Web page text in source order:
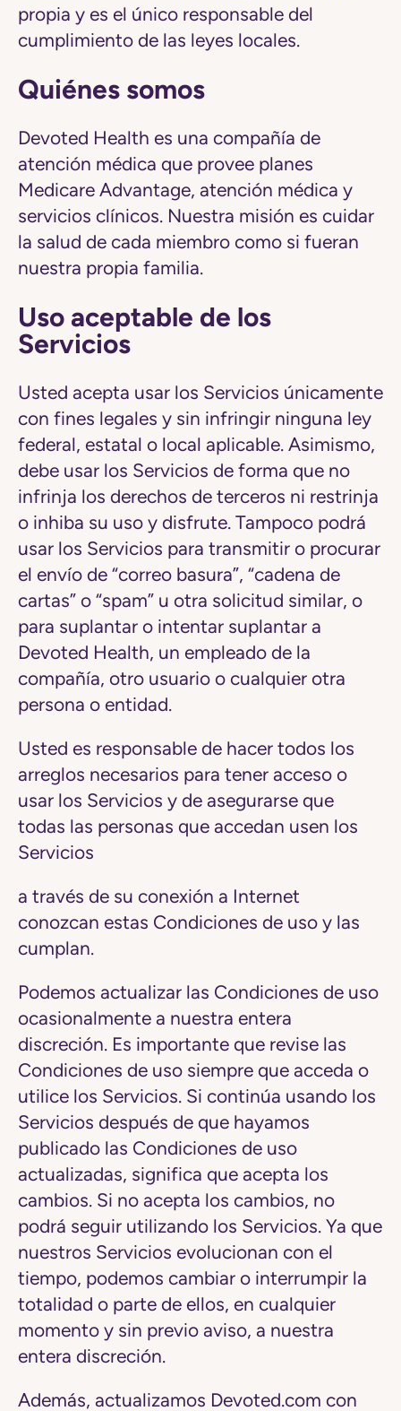
propia y es el único responsable del
cumplimiento de las leyes locales.
Quiénes somos
Devoted Health es una compañía de
atención médica que provee planes
Medicare Advantage, atención médica y
servicios clínicos. Nuestra misión es cuidar
la salud de cada miembro como si fueran
nuestra propia familia.
Uso aceptable de los
Servicios
Usted acepta usar los Servicios únicamente
con fines legales y sin infringir ninguna ley
federal, estatal o local aplicable. Asimismo,
debe usar los Servicios de forma que no
infrinja los derechos de terceros ni restrinja
o inhiba su uso y disfrute. Tampoco podrá
usar los Servicios para transmitir o procurar
el envío de “correo basura”, “cadena de
cartas” o “spam” u otra solicitud similar, o
para suplantar o intentar suplantar a
Devoted Health, un empleado de la
compañía, otro usuario o cualquier otra
persona o entidad.
Usted es responsable de hacer todos los
arreglos necesarios para tener acceso o
usar los Servicios y de asegurarse que
todas las personas que accedan usen los
Servicios
a través de su conexión a Internet
conozcan estas Condiciones de uso y las
cumplan.
Podemos actualizar las Condiciones de uso
ocasionalmente a nuestra entera
discreción. Es importante que revise las
Condiciones de uso siempre que acceda o
utilice los Servicios. Si continúa usando los
Servicios después de que hayamos
publicado las Condiciones de uso
actualizadas, significa que acepta los
cambios. Si no acepta los cambios, no
podrá seguir utilizando los Servicios. Ya que
nuestros Servicios evolucionan con el
tiempo, podemos cambiar o interrumpir la
totalidad o parte de ellos, en cualquier
momento y sin previo aviso, a nuestra
entera discreción.
Además, actualizamos Devoted.com con